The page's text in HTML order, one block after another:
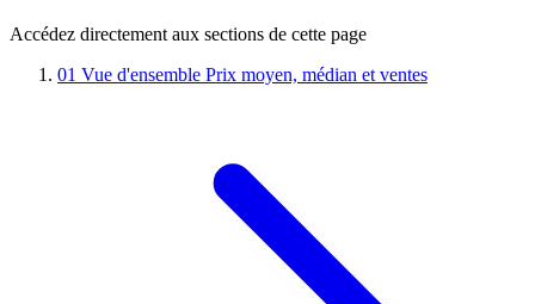
Accédez directement aux sections de cette page
01 Vue d'ensemble Prix moyen, médian et ventes